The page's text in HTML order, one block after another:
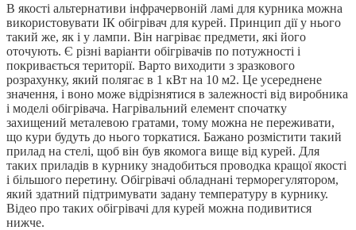
В якості альтернативи інфрачервоній ламі для курника можна
використовувати ІК обігрівач для курей. Принцип дії у нього
такий же, як і у лампи. Він нагріває предмети, які його
оточують. Є різні варіанти обігрівачів по потужності і
покривається території. Варто виходити з зразкового
розрахунку, який полягає в 1 кВт на 10 м2. Це усереднене
значення, і воно може відрізнятися в залежності від виробника
і моделі обігрівача. Нагрівальний елемент спочатку
захищений металевою гратами, тому можна не переживати,
що кури будуть до нього торкатися. Бажано розмістити такий
прилад на стелі, щоб він був якомога вище від курей. Для
таких приладів в курнику знадобиться проводка кращої якості
і більшого перетину. Обігрівачі обладнані терморегулятором,
який здатний підтримувати задану температуру в курнику.
Відео про таких обігрівачі для курей можна подивитися
нижче.